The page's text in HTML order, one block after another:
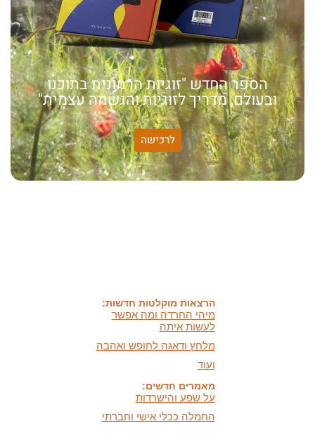
הספר החדש "זוגיות הרמונית בתוכנו
ובעולם, מדריך לזוגיות והגשמה עצמית"
לרכישה
מיהי החרדה ומה אפשר
לעשות איתה
מלחץ ודאגה לחופש ואהבה
ועוד
על שפע והישרדות
החמלה ככלי אישי וחברתי
חושך ואור,